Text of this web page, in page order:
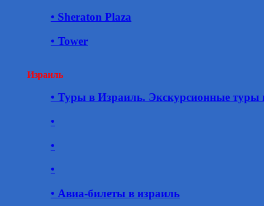
• Sheraton Plaza
• Tower
Израиль
• Туры в Израиль. Экскурсионные
•
•
•
• Авиа-билеты в израиль